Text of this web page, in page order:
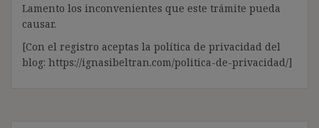
Lamento los inconvenientes que este trámite pueda
causar.
[Con el registro aceptas la política de privacidad del
blog: https://ignasibeltran.com/politica-de-privacidad/]